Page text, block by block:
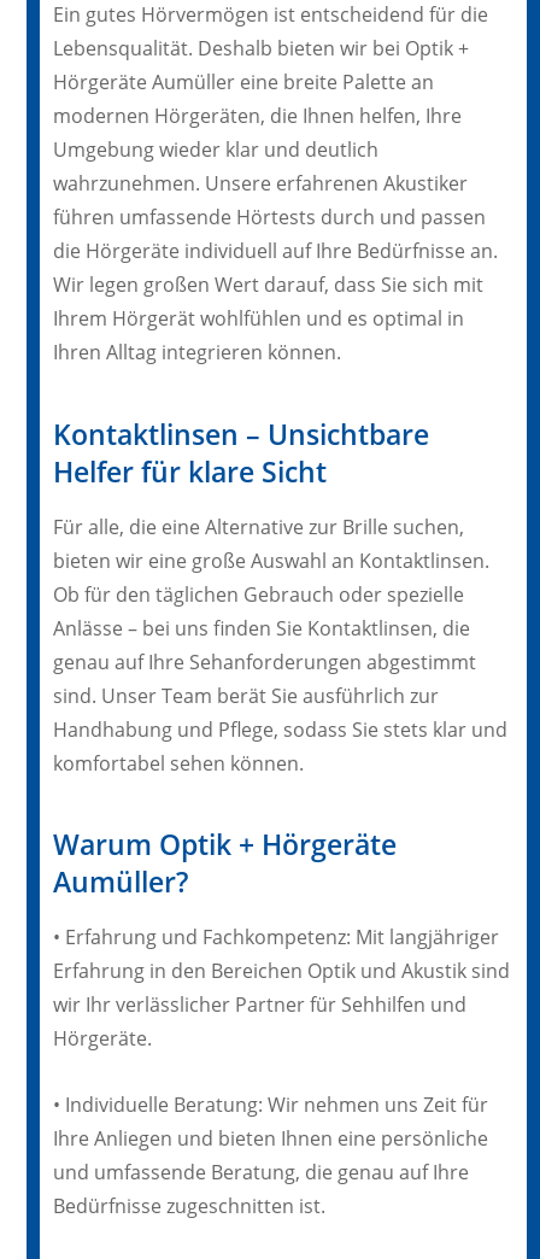
Ein gutes Hörvermögen ist entscheidend für die
Lebensqualität. Deshalb bieten wir bei Optik +
Hörgeräte Aumüller eine breite Palette an
modernen Hörgeräten, die Ihnen helfen, Ihre
Umgebung wieder klar und deutlich
wahrzunehmen. Unsere erfahrenen Akustiker
führen umfassende Hörtests durch und passen
die Hörgeräte individuell auf Ihre Bedürfnisse an.
Wir legen großen Wert darauf, dass Sie sich mit
Ihrem Hörgerät wohlfühlen und es optimal in
Ihren Alltag integrieren können.
Kontaktlinsen – Unsichtbare
Helfer für klare Sicht
Für alle, die eine Alternative zur Brille suchen,
bieten wir eine große Auswahl an Kontaktlinsen.
Ob für den täglichen Gebrauch oder spezielle
Anlässe – bei uns finden Sie Kontaktlinsen, die
genau auf Ihre Sehanforderungen abgestimmt
sind. Unser Team berät Sie ausführlich zur
Handhabung und Pflege, sodass Sie stets klar und
komfortabel sehen können.
Warum Optik + Hörgeräte
Aumüller?
• Erfahrung und Fachkompetenz: Mit langjähriger
Erfahrung in den Bereichen Optik und Akustik sind
wir Ihr verlässlicher Partner für Sehhilfen und
Hörgeräte.
• Individuelle Beratung: Wir nehmen uns Zeit für
Ihre Anliegen und bieten Ihnen eine persönliche
und umfassende Beratung, die genau auf Ihre
Bedürfnisse zugeschnitten ist.